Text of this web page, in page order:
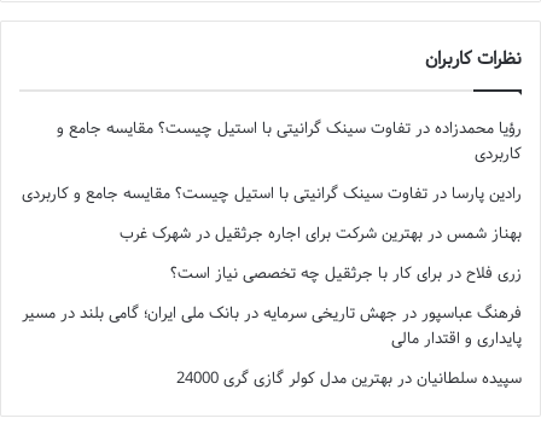
نظرات کاربران
رؤیا محمدزاده در تفاوت سینک گرانیتی با استیل چیست؟ مقایسه جامع و
کاربردی
رادین پارسا در تفاوت سینک گرانیتی با استیل چیست؟ مقایسه جامع و کاربردی
بهناز شمس در بهترین شرکت برای اجاره جرثقیل در شهرک غرب
زری فلاح در برای کار با جرثقیل چه تخصصی نیاز است؟
فرهنگ عباسپور در جهش تاریخی سرمایه در بانک ملی ایران؛ گامی بلند در مسیر
پایداری و اقتدار مالی
سپیده سلطانیان در بهترین مدل کولر گازی گری 24000